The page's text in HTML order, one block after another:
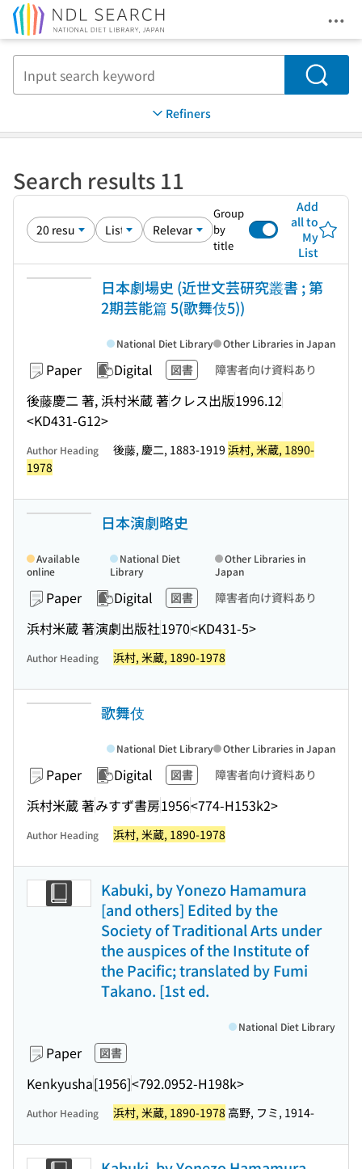
Search
Refiners
Search results 11
Group
by
title
Add
all to
My
List
日本劇場史 (近世文芸研究叢書 ; 第
2期芸能篇 5(歌舞伎5))
Paper Digital 図書 障害者向け資料あり
後藤慶二 著, 浜村米蔵 著クレス出版1996.12
<KD431-G12>
National Diet Library Other Libraries in Japan
Author Heading 後藤, 慶二, 1883-1919 浜村, 米蔵, 1890-
1978
日本演劇略史
Paper Digital 図書 障害者向け資料あり
浜村米蔵 著演劇出版社1970<KD431-5>
Available
online
National Diet
Library
Other Libraries in
Japan
Author Heading 浜村, 米蔵, 1890-1978
歌舞伎
Paper Digital 図書 障害者向け資料あり
浜村米蔵 著みすず書房1956<774-H153k2>
National Diet Library Other Libraries in Japan
Author Heading 浜村, 米蔵, 1890-1978
Kabuki, by Yonezo Hamamura
[and others] Edited by the
Society of Traditional Arts under
the auspices of the Institute of
the Pacific; translated by Fumi
Takano. [1st ed.
Paper 図書
Kenkyusha[1956]<792.0952-H198k>
National Diet Library
Author Heading 浜村, 米蔵, 1890-1978 高野, フミ, 1914-